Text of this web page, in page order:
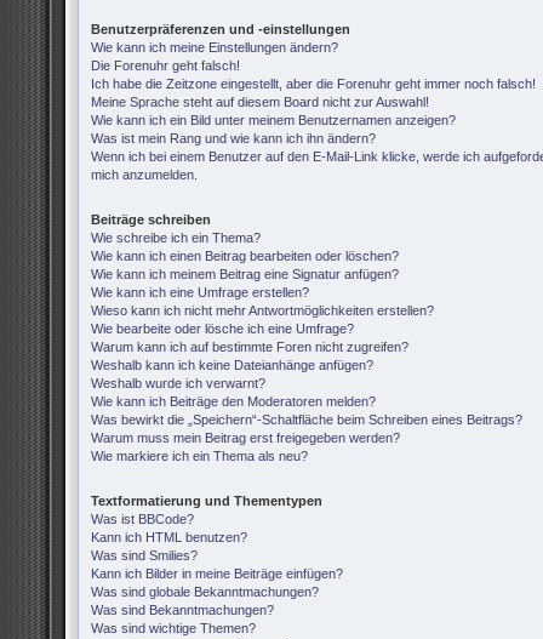
Benutzerpräferenzen und -einstellungen
Wie kann ich meine Einstellungen ändern?
Die Forenuhr geht falsch!
Ich habe die Zeitzone eingestellt, aber die Forenuhr geht immer noch falsch!
Meine Sprache steht auf diesem Board nicht zur Auswahl!
Wie kann ich ein Bild unter meinem Benutzernamen anzeigen?
Was ist mein Rang und wie kann ich ihn ändern?
Wenn ich bei einem Benutzer auf den E-Mail-Link klicke, werde ich
mich anzumelden.
Beiträge schreiben
Wie schreibe ich ein Thema?
Wie kann ich einen Beitrag bearbeiten oder löschen?
Wie kann ich meinem Beitrag eine Signatur anfügen?
Wie kann ich eine Umfrage erstellen?
Wieso kann ich nicht mehr Antwortmöglichkeiten erstellen?
Wie bearbeite oder lösche ich eine Umfrage?
Warum kann ich auf bestimmte Foren nicht zugreifen?
Weshalb kann ich keine Dateianhänge anfügen?
Weshalb wurde ich verwarnt?
Wie kann ich Beiträge den Moderatoren melden?
Was bewirkt die „Speichern“-Schaltfläche beim Schreiben eines Beitrags?
Warum muss mein Beitrag erst freigegeben werden?
Wie markiere ich ein Thema als neu?
Textformatierung und Thementypen
Was ist BBCode?
Kann ich HTML benutzen?
Was sind Smilies?
Kann ich Bilder in meine Beiträge einfügen?
Was sind globale Bekanntmachungen?
Was sind Bekanntmachungen?
Was sind wichtige Themen?